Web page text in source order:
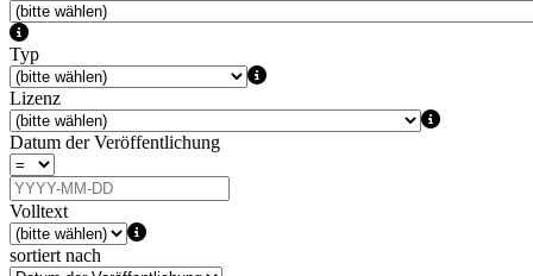
Typ
Lizenz
Datum der Veröffentlichung
Volltext
sortiert nach